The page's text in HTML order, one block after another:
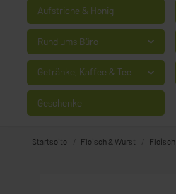
Aufstriche & Honig
Rund ums Büro
Getränke, Kaffee & Tee
Geschenke
Startseite Fleisch & Wurst Fleisch